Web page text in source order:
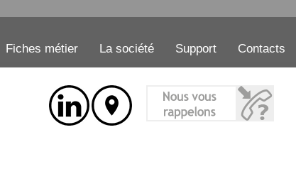
Fiches métier La société Support Contacts